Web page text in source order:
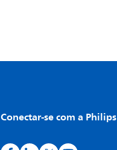
Conectar-se com a Philips